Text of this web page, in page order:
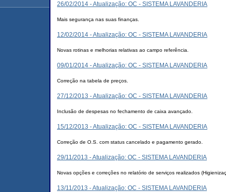
26/02/2014 - Atualização: OC - SISTEMA LAVANDERIA
Mais segurança nas suas finanças.
12/02/2014 - Atualização: OC - SISTEMA LAVANDERIA
Novas rotinas e melhorias relativas ao campo referência.
09/01/2014 - Atualização: OC - SISTEMA LAVANDERIA
Correção na tabela de preços.
27/12/2013 - Atualização: OC - SISTEMA LAVANDERIA
Inclusão de despesas no fechamento de caixa avançado.
15/12/2013 - Atualização: OC - SISTEMA LAVANDERIA
Correção de O.S. com status cancelado e pagamento gerado.
29/11/2013 - Atualização: OC - SISTEMA LAVANDERIA
Novas opções e correções no relatório de serviços realizados
13/11/2013 - Atualização: OC - SISTEMA LAVANDERIA